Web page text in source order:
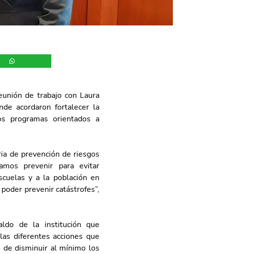
de trabajo con Laura
acordaron fortalecer la
programas orientados a
de prevención de riesgos
prevenir para evitar
y a la población en
prevenir catástrofes”,
de la institución que
diferentes acciones que
de disminuir al mínimo los